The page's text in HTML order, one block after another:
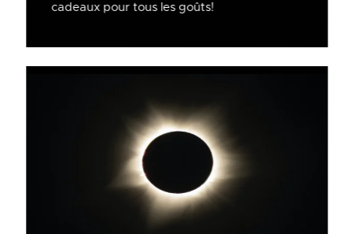
cadeaux pour tous les goûts!